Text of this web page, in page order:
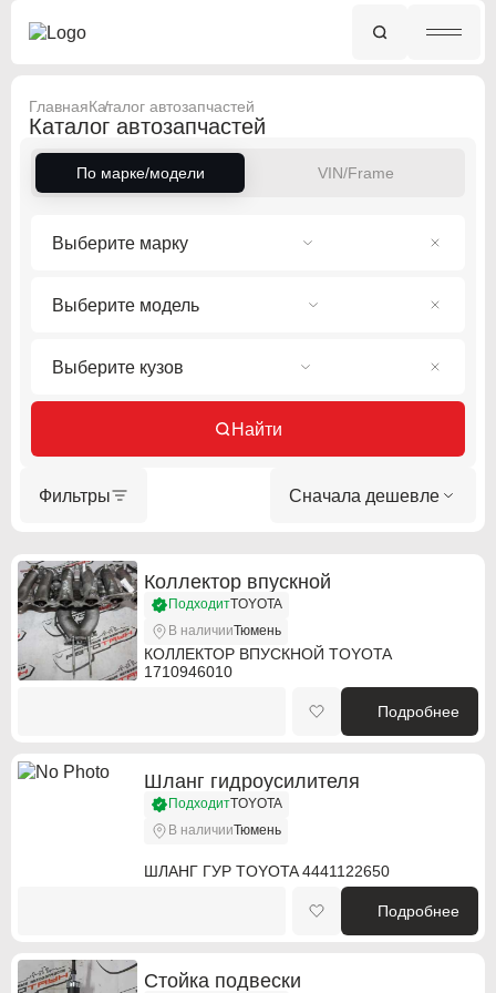
ГлавнаяКаталог автозапчастей
Каталог автозапчастей
По марке/модели VIN/Frame
Выберите марку
Выберите модель
Выберите кузов
Найти
Фильтры Сначала дешевле
Коллектор впускной
В наличииТюмень
ПодходитTOYOTA
КОЛЛЕКТОР ВПУСКНОЙ TOYOTA
1710946010
Подробнее
Шланг гидроусилителя
В наличииТюмень
ПодходитTOYOTA
ШЛАНГ ГУР TOYOTA 4441122650
Подробнее
Стойка подвески